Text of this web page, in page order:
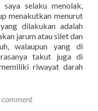
selaku menolak,
menakutkan menurut
dilakukan adalah
jarum atau silet dan
walaupun yang di
takut juga di
riwayat darah
comment